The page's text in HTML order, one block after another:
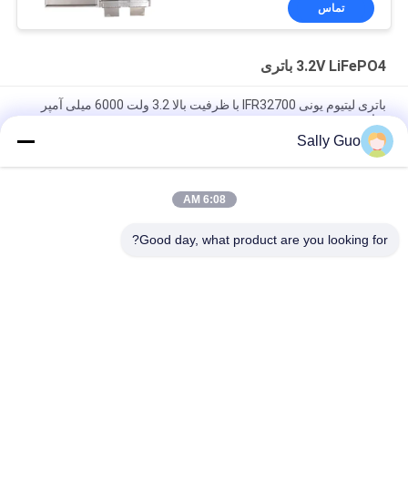
تماس
3.2V LiFePO4 باتری
باتری لیتیوم یونی IFR32700 با ظرفیت بالا 3.2 ولت 6000 میلی آمپر
ساعت
برقی با انرژی خورشیدی
Sally Guo
6:08 AM
Good day, what product are you looking for?